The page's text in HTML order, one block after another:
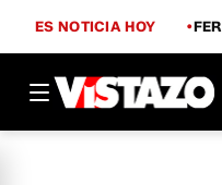
ES NOTICIA HOY